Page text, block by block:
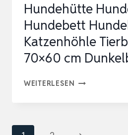
Hundehütte
Hundebett
Katzenhöhle
70×60 cm
WEITERLESEN HUNDEHÜTTE